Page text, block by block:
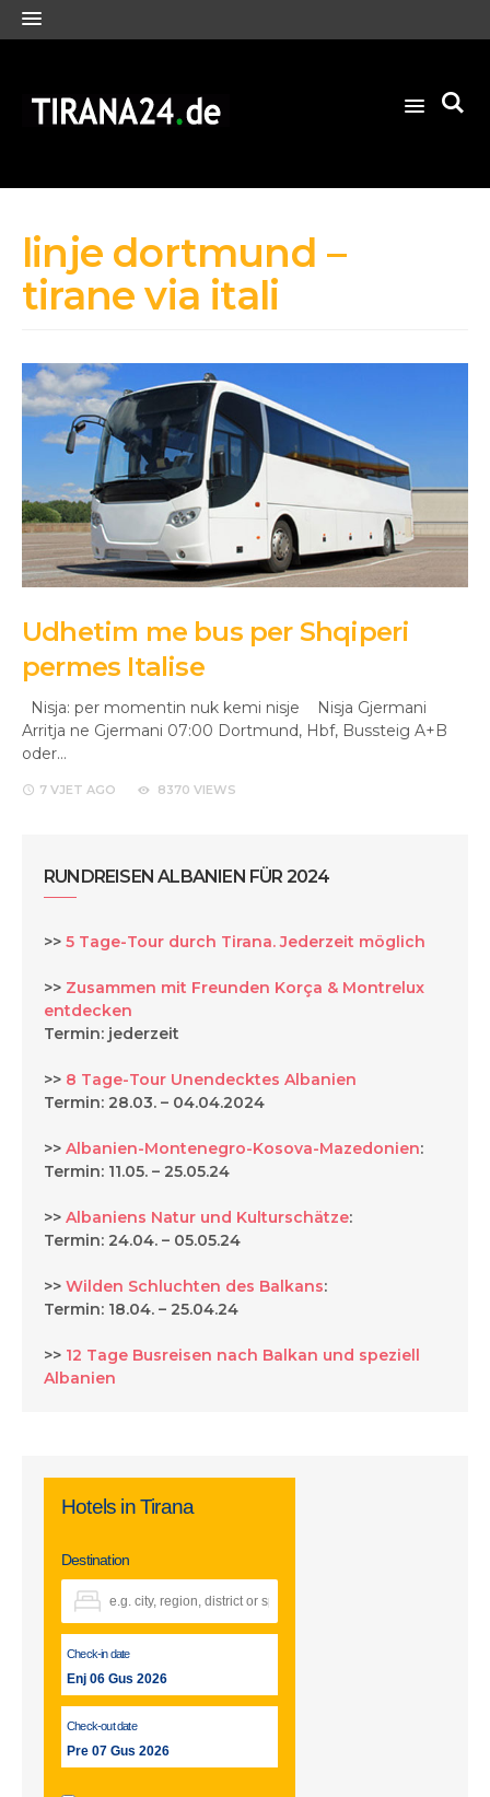
linje dortmund –
tirane via itali
Udhetim me bus per Shqiperi
permes Italise
Nisja: per momentin nuk kemi nisje Nisja Gjermani
Arritja ne Gjermani 07:00 Dortmund, Hbf, Bussteig A+B
oder…
7 VJET AGO 8370 VIEWS
RUNDREISEN ALBANIEN FÜR 2024
>> 5 Tage-Tour durch Tirana. Jederzeit möglich
>> Zusammen mit Freunden Korça & Montrelux
entdecken
Termin: jederzeit
>> 8 Tage-Tour Unendecktes Albanien
Termin: 28.03. – 04.04.2024
>> Albanien-Montenegro-Kosova-Mazedonien:
Termin: 11.05. – 25.05.24
>> Albaniens Natur und Kulturschätze:
Termin: 24.04. – 05.05.24
>> Wilden Schluchten des Balkans:
Termin: 18.04. – 25.04.24
>> 12 Tage Busreisen nach Balkan und speziell
Albanien
Hotels in Tirana
Destination
Check-in date
Enj 06 Gus 2026
Check-out date
Pre 07 Gus 2026